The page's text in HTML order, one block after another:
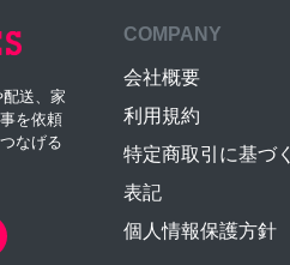
送、家
を依頼
なげる
COMPANY
会社概要
利用規約
特定商取引に基づく
表記
個人情報保護方針